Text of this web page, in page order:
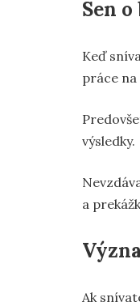
Sen
Keď
práce
výsledky.
a
Ak